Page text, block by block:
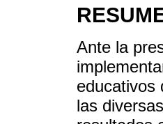
Ante la
educativos
las